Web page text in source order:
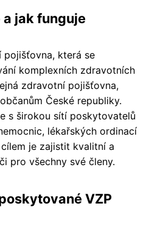
a jak funguje
pojišťovna, která se
komplexních zdravotních
zdravotní pojišťovna,
České republiky.
s širokou sítí poskytovatelů
lékařských ordinací
je zajistit kvalitní a
pro všechny své členy.
VZP